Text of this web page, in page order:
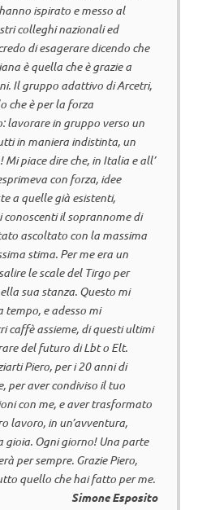
ispirato e messo al
colleghi nazionali ed
di esagerare dicendo che
è quella che è grazie a
Il gruppo adattivo di Arcetri,
che è per la forza
lavorare in gruppo verso un
in maniera indistinta, un
piace dire che, in Italia e all’
con forza, idee
a quelle già esistenti,
il soprannome di
ascoltato con la massima
stima. Per me era un
le scale del Tirgo per
sua stanza. Questo mi
e adesso mi
caffè assieme, di questi ultimi
del futuro di Lbt o Elt.
Piero, per i 20 anni di
per aver condiviso il tuo
con me, e aver trasformato
lavoro, in un’avventura,
gioia. Ogni giorno! Una parte
per sempre. Grazie Piero,
quello che hai fatto per me.
Simone Esposito